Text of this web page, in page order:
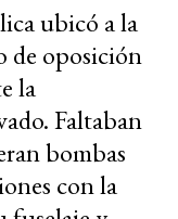
ubicó a la
de oposición
la
Faltaban
bombas
con la